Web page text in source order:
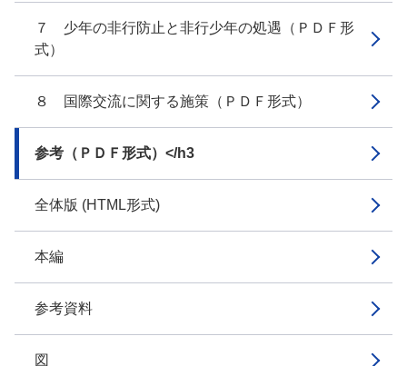
７ 少年の非行防止と非行少年の処遇（ＰＤＦ形
式）
８ 国際交流に関する施策（ＰＤＦ形式）
参考（ＰＤＦ形式）</h3
全体版 (HTML形式)
本編
参考資料
図